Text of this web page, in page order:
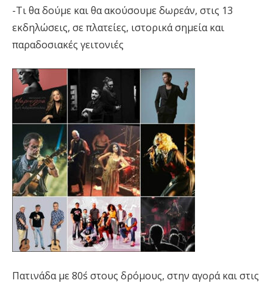
-Τι θα δούμε και θα ακούσουμε δωρεάν, στις 13
εκδηλώσεις, σε πλατείες, ιστορικά σημεία και
παραδοσιακές γειτονιές
Πατινάδα με 80΄s στους δρόμους, στην αγορά και στις